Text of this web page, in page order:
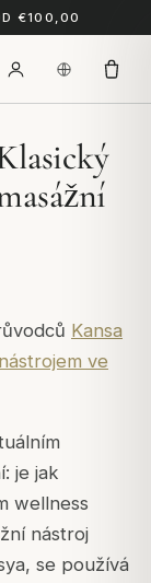
€100,00
Kansa
ve
je jak
wellness
nástroj
se používá